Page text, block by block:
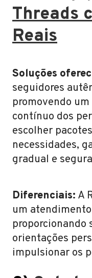
Threads
Reais
Soluções
seguidores
promovendo
contínuo dos
escolher
necessidades,
gradual e
Diferenciais: A
um
proporcionando
orientações
impulsionar os